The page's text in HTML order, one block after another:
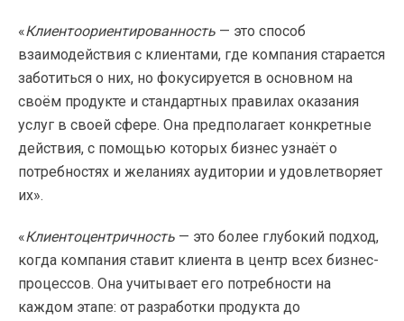
«Клиентоориентированность — это способ
взаимодействия с клиентами, где компания старается
заботиться о них, но фокусируется в основном на
своём продукте и стандартных правилах оказания
услуг в своей сфере. Она предполагает конкретные
действия, с помощью которых бизнес узнаёт о
потребностях и желаниях аудитории и удовлетворяет
их».
«Клиентоцентричность — это более глубокий подход,
когда компания ставит клиента в центр всех бизнес-
процессов. Она учитывает его потребности на
каждом этапе: от разработки продукта до